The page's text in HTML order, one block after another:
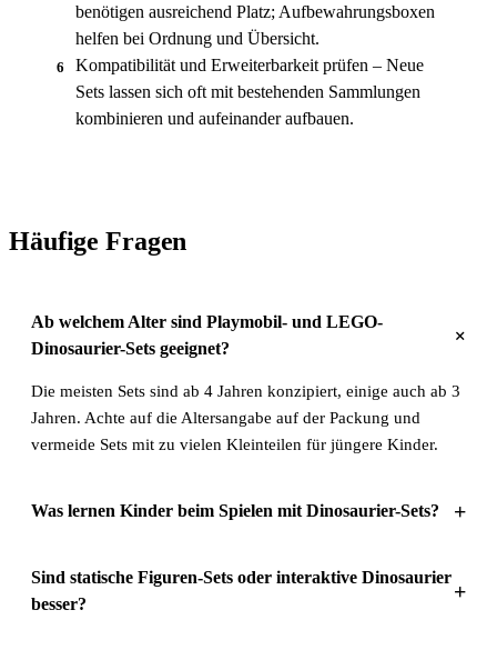
benötigen ausreichend Platz; Aufbewahrungsboxen
helfen bei Ordnung und Übersicht.
6
Kompatibilität und Erweiterbarkeit prüfen – Neue
Sets lassen sich oft mit bestehenden Sammlungen
kombinieren und aufeinander aufbauen.
Häufige Fragen
Ab welchem Alter sind Playmobil- und LEGO-
Dinosaurier-Sets geeignet?
+
Die meisten Sets sind ab 4 Jahren konzipiert, einige auch ab 3
Jahren. Achte auf die Altersangabe auf der Packung und
vermeide Sets mit zu vielen Kleinteilen für jüngere Kinder.
Was lernen Kinder beim Spielen mit Dinosaurier-Sets? +
Sind statische Figuren-Sets oder interaktive Dinosaurier
besser?
+